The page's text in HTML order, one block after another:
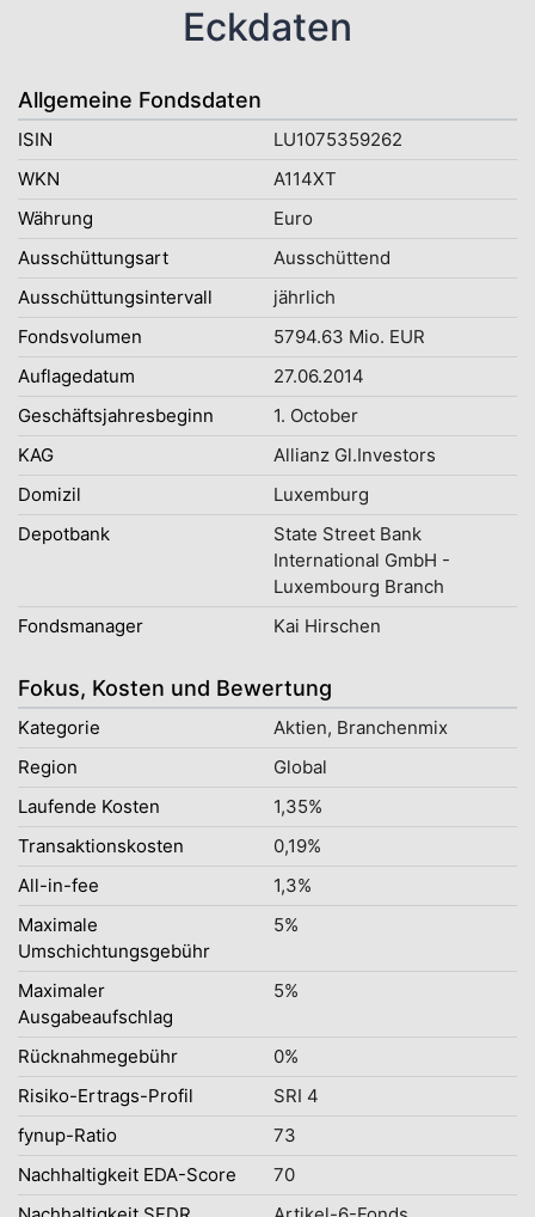
Eckdaten
Allgemeine Fondsdaten
ISIN
LU1075359262
WKN
A114XT
Währung
Euro
Ausschüttungsart
Ausschüttend
Ausschüttungsintervall
jährlich
Fondsvolumen
5794.63 Mio. EUR
Auflagedatum
27.06.2014
Geschäftsjahresbeginn
1. October
KAG
Allianz Gl.Investors
Domizil
Luxemburg
Depotbank
State Street Bank
International GmbH -
Luxembourg Branch
Fondsmanager
Kai Hirschen
Fokus, Kosten und Bewertung
Kategorie
Aktien, Branchenmix
Region
Global
Laufende Kosten
1,35%
Transaktionskosten
0,19%
All-in-fee
1,3%
Maximale
Umschichtungsgebühr
5%
Maximaler
Ausgabeaufschlag
5%
Rücknahmegebühr
0%
Risiko-Ertrags-Profil
SRI 4
fynup-Ratio
73
Nachhaltigkeit EDA-Score
70